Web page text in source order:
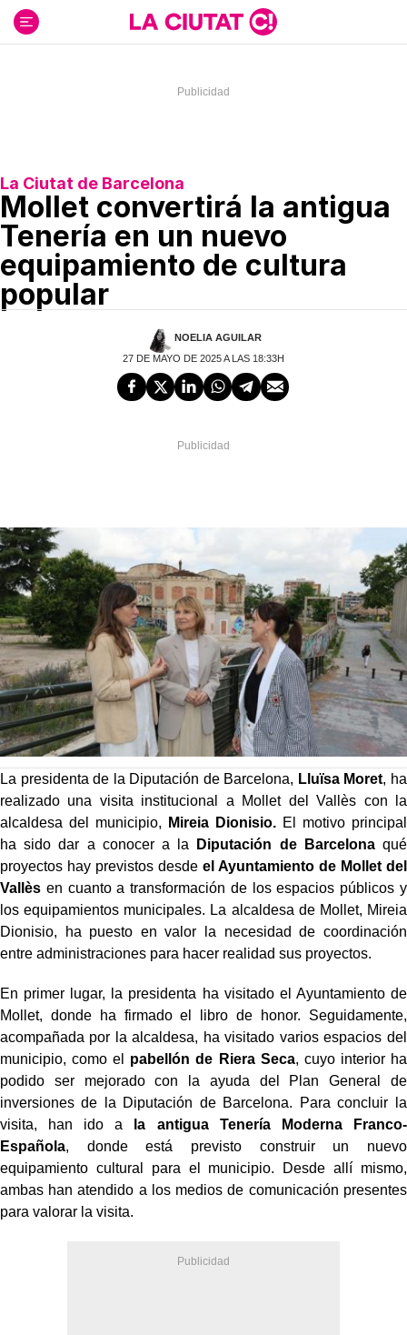
contenido
La Ciutat de Barcelona
Mollet convertirá la antigua
Tenería en un nuevo
equipamiento de cultura
popular
NOELIA AGUILAR
27 DE MAYO DE 2025 A LAS 18:33H
La presidenta de la Diputación de Barcelona, Lluïsa Moret, ha
realizado una visita institucional a Mollet del Vallès con la
alcaldesa del municipio,
Mireia Dionisio.El motivo principal
ha sido dar a conocer a la
Diputación de Barcelonaqué
proyectos hay previstos desde el Ayuntamiento de Mollet del
Vallès en cuanto a transformación de los espacios públicos y
los equipamientos municipales. La alcaldesa de Mollet, Mireia
Dionisio, ha puesto en valor la necesidad de coordinación
entre administraciones para hacer realidad sus proyectos.
En primer lugar, la presidenta ha visitado el Ayuntamiento de
Mollet, donde ha firmado el libro de honor. Seguidamente,
acompañada por la alcaldesa, ha visitado varios espacios del
municipio, como el pabellón de Riera Seca, cuyo interior ha
podido ser mejorado con la ayuda del Plan General de
inversiones de la Diputación de Barcelona. Para concluir la
visita, han ido a
la antigua Tenería Moderna Franco-
Española, donde está previsto construir un nuevo
equipamiento cultural para el municipio. Desde allí mismo,
ambas han atendido a los medios de comunicación presentes
para valorar la visita.